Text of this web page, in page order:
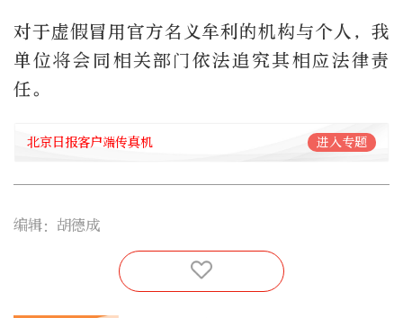
对于虚假冒用官方名义牟利的机构与个人，我
单位将会同相关部门依法追究其相应法律责
任。
北京日报客户端传真机 进入专题
编辑：胡德成